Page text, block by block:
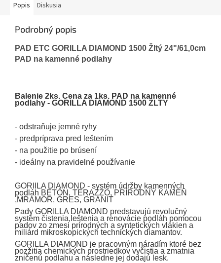
Popis Diskusia
Podrobný popis
PAD ETC GORILLA DIAMOND 1500 Žltý 24"/61,0cm
PAD na kamenné podlahy
Balenie 2ks. Cena za 1ks. PAD na kamenné
podlahy - GORILLA DIAMOND 1500 ŽLTÝ
- odstraňuje jemné ryhy
- predpríprava pred leštením
- na použitie po brúsení
- ideálny na pravidelné používanie
GORIILA DIAMOND - systém údržby kamenných
podláh BETÓN, TERAZZO, PRÍRODNÝ KAMEŇ
,MRAMOR, GRES, GRANIT
Pady GORILLA DIAMOND predstavujú revolučný
systém čistenia,leštenia a renovácie podláh pomocou
padov zo zmesi prírodných a syntetických vlákien a
miliárd mikroskopických technických diamantov.
GORILLA DIAMOND je pracovným náradím ktoré bez
pozžitia chemických prostriedkov vyčistia a zmatnia
zničenú podlahu a následne jej dodajú lesk.